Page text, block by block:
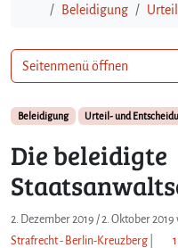
StartBeleidigung
Beleidigung Urteil- und
Die beleidigte
2. Dezember 2019 /2. Oktober 2019
Strafrecht - Berlin-Kreuzberg
Seitenmenü öffnen